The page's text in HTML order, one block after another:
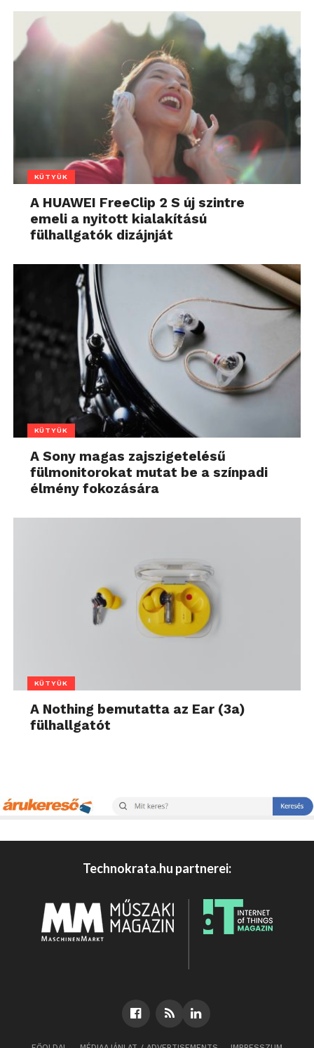
KÜTYÜK
A HUAWEI FreeClip 2 S új szintre
emeli a nyitott kialakítású
fülhallgatók dizájnját
KÜTYÜK
A Sony magas zajszigetelésű
fülmonitorokat mutat be a színpadi
élmény fokozására
KÜTYÜK
A Nothing bemutatta az Ear (3a)
fülhallgatót
Technokrata.hu partnerei: